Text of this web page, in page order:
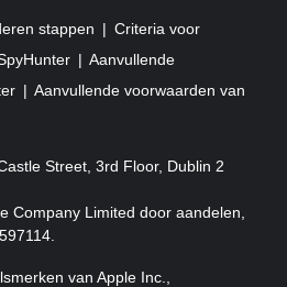
stappen
Criteria voor
Aanvullende
Aanvullende voorwaarden van
Street, 3rd Floor, Dublin 2
Company Limited door aandelen,
van Apple Inc.,